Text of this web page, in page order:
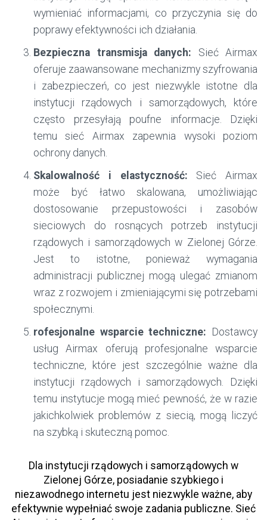
wymieniać informacjami, co przyczynia się do
poprawy efektywności ich działania.
Bezpieczna transmisja danych: Sieć Airmax
oferuje zaawansowane mechanizmy szyfrowania
i zabezpieczeń, co jest niezwykle istotne dla
instytucji rządowych i samorządowych, które
często przesyłają poufne informacje. Dzięki
temu sieć Airmax zapewnia wysoki poziom
ochrony danych.
Skalowalność i elastyczność: Sieć Airmax
może być łatwo skalowana, umożliwiając
dostosowanie przepustowości i zasobów
sieciowych do rosnących potrzeb instytucji
rządowych i samorządowych w Zielonej Górze.
Jest to istotne, ponieważ wymagania
administracji publicznej mogą ulegać zmianom
wraz z rozwojem i zmieniającymi się potrzebami
społecznymi.
rofesjonalne wsparcie techniczne: Dostawcy
usług Airmax oferują profesjonalne wsparcie
techniczne, które jest szczególnie ważne dla
instytucji rządowych i samorządowych. Dzięki
temu instytucje mogą mieć pewność, że w razie
jakichkolwiek problemów z siecią, mogą liczyć
na szybką i skuteczną pomoc.
Dla instytucji rządowych i samorządowych w
Zielonej Górze, posiadanie szybkiego i
niezawodnego internetu jest niezwykle ważne, aby
efektywnie wypełniać swoje zadania publiczne. Sieć